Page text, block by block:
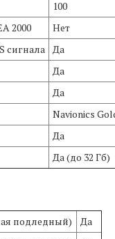
100
2000
Нет
сигнала Да
Да
Да
Navionics
Да
Да (до 32 Гб)
подледный)
Да